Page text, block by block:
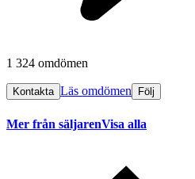
1 324 omdömen
Kontakta Läs omdömen Följ
Mer från säljarenVisa alla